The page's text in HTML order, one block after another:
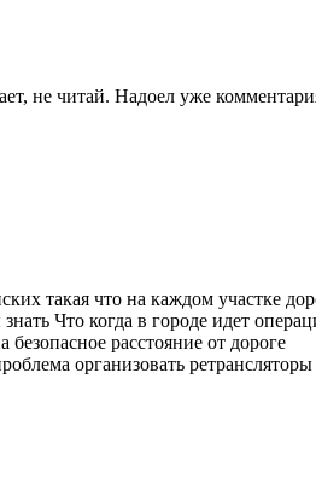
не читай. Надоел уже
такая что на каждом участке
Что когда в городе идет
расстояние от дороге
организовать